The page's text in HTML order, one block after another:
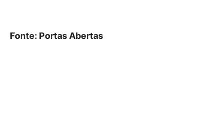
Fonte: Portas Abertas